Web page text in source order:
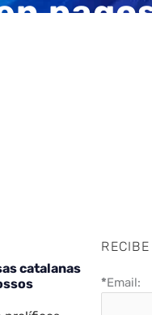
catalanas
*Email: